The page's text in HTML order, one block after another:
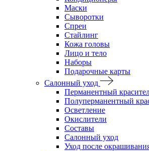
Маски
Сыворотки
Спреи
Стайлинг
Кожа головы
Лицо и тело
Наборы
Подарочные карты
Салонный уход
Перманентный
Полуперманентный
Осветление
Окислители
Составы
Салонный уход
Уход после